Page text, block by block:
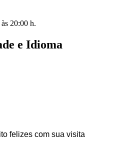
20:00 h.
e Idioma
felizes com sua visita